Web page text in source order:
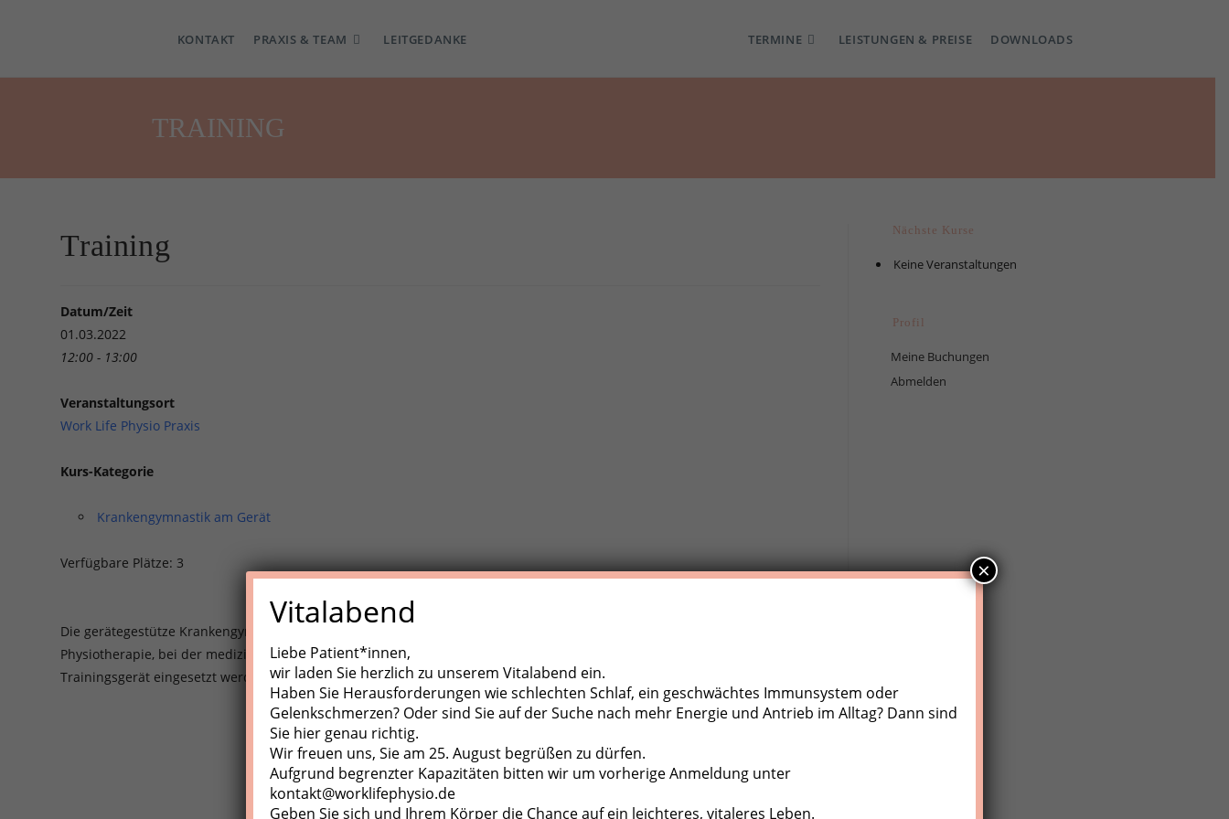
KONTAKT PRAXIS & TEAM LEITGEDANKE TERMINE LEISTUNGEN & PREISE DOWNLOADS
TRAINING
Training
Datum/Zeit
01.03.2022
12:00 - 13:00
Veranstaltungsort
Work Life Physio Praxis
Kurs-Kategorie
Krankengymnastik am Gerät
Verfügbare Plätze: 3
Die gerätegestütze Krankengynmnastik (KGG)/Medizinische Trainigstherapie (MTT) ist eine aktive Behandlungsform der
Physiotherapie, bei der medizinische Trainingsgeräte, Zugapparate, diverse Kleingeräte und der eigene Körper als
Trainingsgerät eingesetzt werden.
Nächste Kurse
Keine Veranstaltungen
Profil
Meine Buchungen
Abmelden
Vitalabend
Liebe Patient*innen,
wir laden Sie herzlich zu unserem Vitalabend ein.
Haben Sie Herausforderungen wie schlechten Schlaf, ein geschwächtes Immunsystem oder
Gelenkschmerzen? Oder sind Sie auf der Suche nach mehr Energie und Antrieb im Alltag? Dann sind
Sie hier genau richtig.
Wir freuen uns, Sie am 25. August begrüßen zu dürfen.
Aufgrund begrenzter Kapazitäten bitten wir um vorherige Anmeldung unter
kontakt@worklifephysio.de
Geben Sie sich und Ihrem Körper die Chance auf ein leichteres, vitaleres Leben.
×